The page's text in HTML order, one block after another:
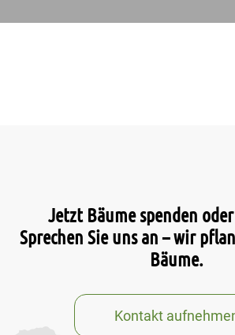
Jetzt Bäume spenden
Sprechen Sie uns an – wir
Bäume.
Kontakt